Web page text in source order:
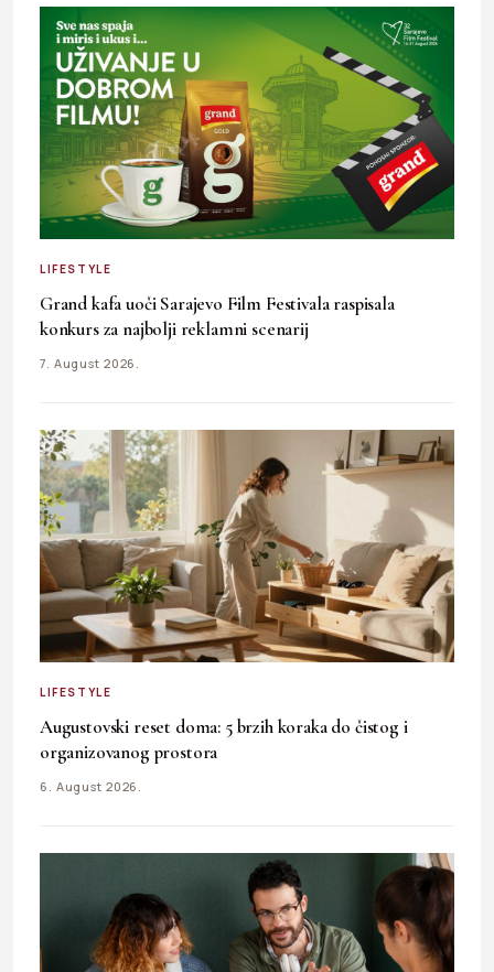
LIFESTYLE
Grand kafa uoči Sarajevo Film Festivala raspisala
konkurs za najbolji reklamni scenarij
7. August 2026.
LIFESTYLE
Augustovski reset doma: 5 brzih koraka do čistog i
organizovanog prostora
6. August 2026.